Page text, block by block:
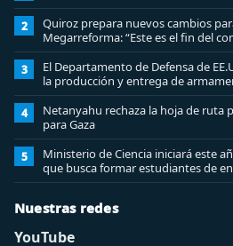
2
Quiroz prepara nuevos cambios
Megarreforma: “Este es el fin del
3
El Departamento de Defensa de
la producción y entrega de
4
Netanyahu rechaza la hoja de ruta
para Gaza
5
Ministerio de Ciencia iniciará este
que busca formar estudiantes de
ciberseguridad
Nuestras redes
YouTube